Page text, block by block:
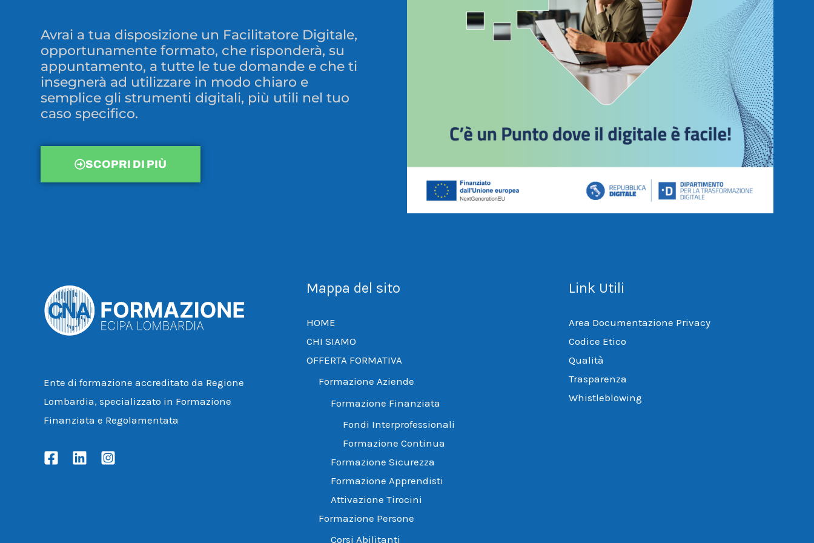
Avrai a tua disposizione un Facilitatore Digitale,
opportunamente formato, che risponderà, su
appuntamento, a tutte le tue domande e che ti
insegnerà ad utilizzare in modo chiaro e
semplice gli strumenti digitali, più utili nel tuo
caso specifico.
SCOPRI DI PIÙ
Ente di formazione accreditato da Regione
Lombardia, specializzato in Formazione
Finanziata e Regolamentata
Mappa del sito
HOME
CHI SIAMO
OFFERTA FORMATIVA
Formazione Aziende
Formazione Finanziata
Fondi Interprofessionali
Formazione Continua
Formazione Sicurezza
Formazione Apprendisti
Attivazione Tirocini
Formazione Persone
Corsi Abilitanti
Link Utili
Area Documentazione Privacy
Codice Etico
Qualità
Trasparenza
Whistleblowing